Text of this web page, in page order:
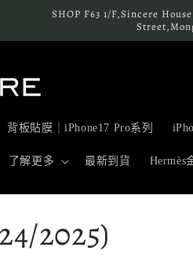
SHOP F63 1/F,Sincere
背板貼膜｜iPhone17 Pro系列
了解更多 最新到貨 Hermès
2025)